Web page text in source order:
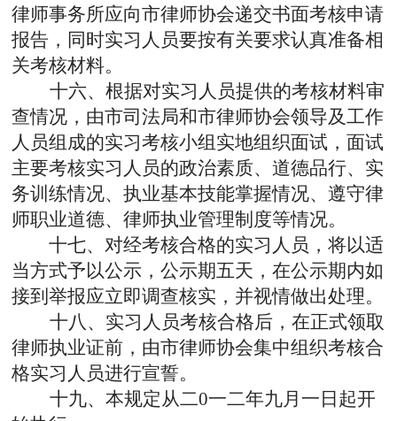
律师事务所应向市律师协会递交书面考核申请
报告，同时实习人员要按有关要求认真准备相
关考核材料。
十六、根据对实习人员提供的考核材料审
查情况，由市司法局和市律师协会领导及工作
人员组成的实习考核小组实地组织面试，面试
主要考核实习人员的政治素质、道德品行、实
务训练情况、执业基本技能掌握情况、遵守律
师职业道德、律师执业管理制度等情况。
十七、对经考核合格的实习人员，将以适
当方式予以公示，公示期五天，在公示期内如
接到举报应立即调查核实，并视情做出处理。
十八、实习人员考核合格后，在正式领取
律师执业证前，由市律师协会集中组织考核合
格实习人员进行宣誓。
十九、本规定从二0一二年九月一日起开